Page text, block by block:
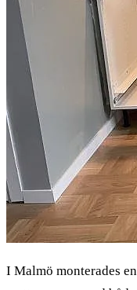
I Malmö monterades